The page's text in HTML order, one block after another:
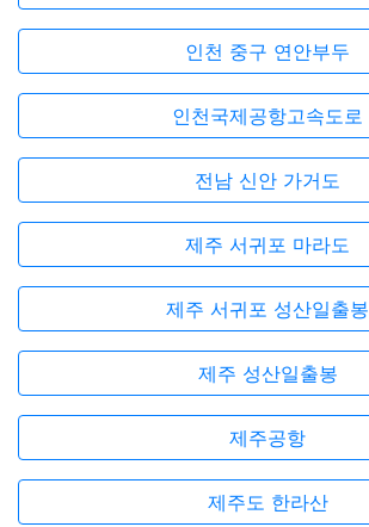
인천 중구 연안부두
인천국제공항고속도로
전남 신안 가거도
제주 서귀포 마라도
제주 서귀포 성산일출봉
제주 성산일출봉
제주공항
제주도 한라산